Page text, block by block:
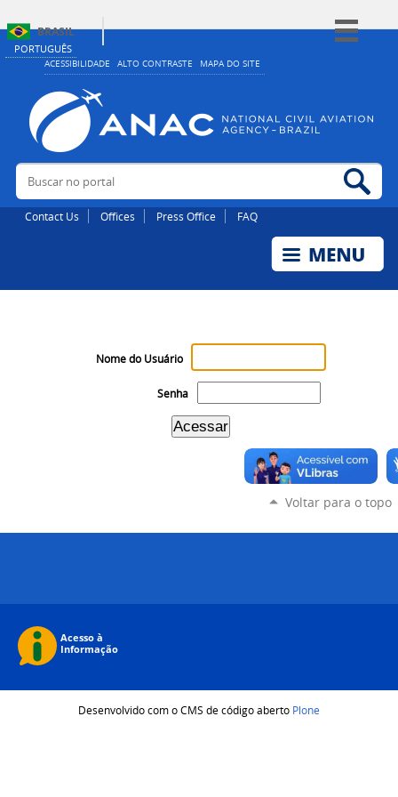
PORTUGUÊS
ACESSIBILIDADE ALTO CONTRASTE MAPA DO SITE
BRASIL
Simplifique!
Participe
Canais
Buscar no portal
Contact Us Offices Press Office FAQ
Nome do Usuário
Senha
Voltar para o topo
Desenvolvido com o CMS de código aberto Plone